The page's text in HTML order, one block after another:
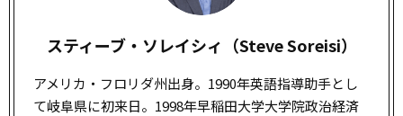
スティーブ・ソレイシィ（Steve Soreisi）
アメリカ・フロリダ州出身。1990年英語指導助手とし
て岐阜県に初来日。1998年早稲田大学大学院政治経済